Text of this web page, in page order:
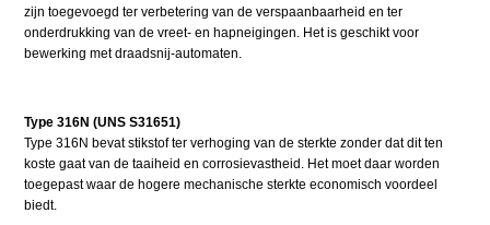
zijn toegevoegd ter verbetering van de verspaanbaarheid en ter
onderdrukking van de vreet- en hapneigingen. Het is geschikt voor
bewerking met draadsnij-automaten.
Type 316N (UNS S31651)
Type 316N bevat stikstof ter verhoging van de sterkte zonder dat dit ten
koste gaat van de taaiheid en corrosievastheid. Het moet daar worden
toegepast waar de hogere mechanische sterkte economisch voordeel
biedt.